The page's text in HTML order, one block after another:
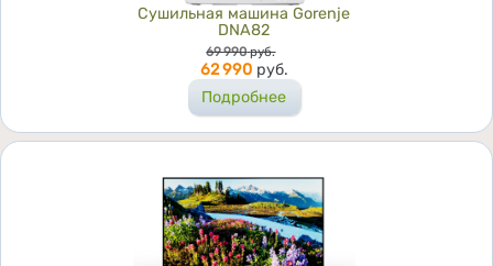
Сушильная машина Gorenje
DNA82
Цена
69 990 руб.
62 990 руб.
Подробнее